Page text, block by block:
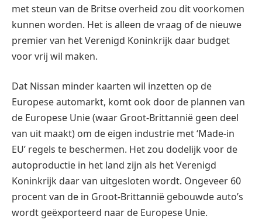
met steun van de Britse overheid zou dit voorkomen
kunnen worden. Het is alleen de vraag of de nieuwe
premier van het Verenigd Koninkrijk daar budget
voor vrij wil maken.
Dat Nissan minder kaarten wil inzetten op de
Europese automarkt, komt ook door de plannen van
de Europese Unie (waar Groot-Brittannië geen deel
van uit maakt) om de eigen industrie met ‘Made-in
EU’ regels te beschermen. Het zou dodelijk voor de
autoproductie in het land zijn als het Verenigd
Koninkrijk daar van uitgesloten wordt. Ongeveer 60
procent van de in Groot-Brittannië gebouwde auto’s
wordt geëxporteerd naar de Europese Unie.